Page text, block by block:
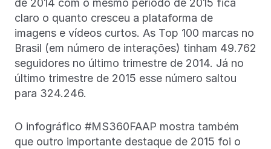
de 2014 com o mesmo período de 2015 fica
claro o quanto cresceu a plataforma de
imagens e vídeos curtos. As Top 100 marcas no
Brasil (em número de interações) tinham 49.762
seguidores no último trimestre de 2014. Já no
último trimestre de 2015 esse número saltou
para 324.246.
O infográfico #MS360FAAP mostra também
que outro importante destaque de 2015 foi o